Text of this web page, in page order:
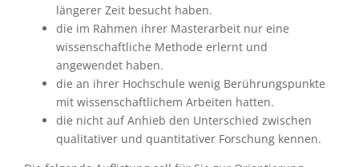
längerer Zeit besucht haben.
die im Rahmen ihrer Masterarbeit nur eine
wissenschaftliche Methode erlernt und
angewendet haben.
die an ihrer Hochschule wenig Berührungspunkte
mit wissenschaftlichem Arbeiten hatten.
die nicht auf Anhieb den Unterschied zwischen
qualitativer und quantitativer Forschung kennen.